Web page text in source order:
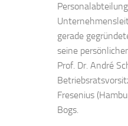
gerade
seine
Prof. Dr. André
Fresenius
Bogs.